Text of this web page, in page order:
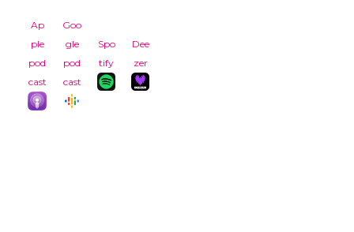
Ap
ple
pod
cast
Goo
gle
pod
cast
Spo
tify
Dee
zer